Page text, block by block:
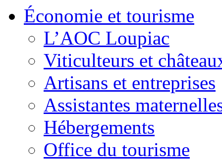
Économie et tourisme
L’AOC Loupiac
Viticulteurs et
Artisans et entreprises
Assistantes
Hébergements
Office du tourisme